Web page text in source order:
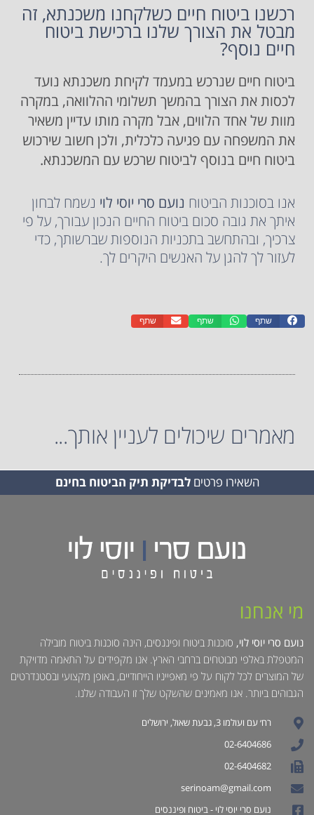
רכשנו ביטוח חיים כשלקחנו משכנתא, זה
מבטל את הצורך שלנו ברכישת ביטוח
חיים נוסף?
ביטוח חיים שנרכש במעמד לקיחת משכנתא נועד
לכסות את הצורך בהמשך תשלומי ההלוואה, במקרה
מוות של אחד הלווים, אבל מקרה מותו עדיין משאיר
את המשפחה עם פגיעה כלכלית, ולכן חשוב שירכוש
ביטוח חיים בנוסף לביטוח שרכש עם המשכנתא.
אנו בסוכנות הביטוח נועם סרי יוסי לוי נשמח לבחון
איתך את גובה סכום ביטוח החיים הנכון עבורך, על פי
צרכיך, ובהתחשב בתכניות הנוספות שברשותך, כדי
לעזור לך להגן על האנשים היקרים לך.
שתף שתף שתף
מאמרים שיכולים לעניין אותך...
השאירו פרטיםלבדיקת תיק הביטוח בחינם
מי אנחנו
נועם סרי יוסי לוי, סוכנות ביטוח ופיננסים, הינה סוכנות ביטוח מובילה
המטפלת באלפי מבוטחים ברחבי הארץ. אנו מקפידים על התאמה מדויקת
של המוצרים לכל לקוח על פי מאפייניו הייחודיים, באופן מקצועי ובסטנדרטים
הגבוהים ביותר. אנו מאמינים שהשקט שלך זו העבודה שלנו.
רח׳ עם ועולמו 3, גבעת שאול, ירושלים
02-6404686
02-6404682
serinoam@gmail.com
נועם סרי יוסי לוי - ביטוח ופיננסים